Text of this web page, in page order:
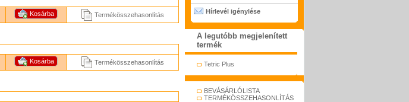
Termékösszehasonlítás
Termékösszehasonlítás
Hírlevél igénylése
A legutóbb megjelenített
termék
Tetric Plus
BEVÁSÁRLÓLISTA
TERMÉKÖSSZEHASONLÍTÁS